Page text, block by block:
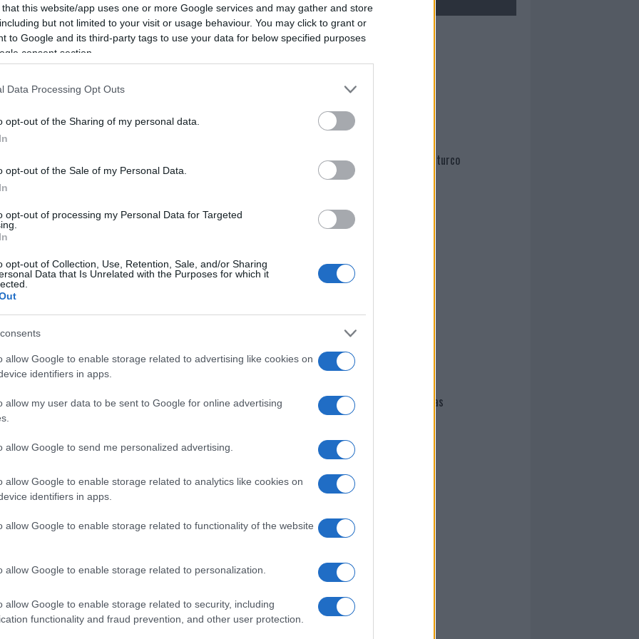
that this website/app uses one or more Google services and may gather and store
but not limited to your visit or usage behaviour. You may click to grant or
to Google and its third-party tags to use your data for below specified purposes
consent section.
Data Processing Opt Outs
opt-out of the Sharing of my personal data.
opt-out of the Sale of my Personal Data.
opt-out of processing my Personal Data for Targeted
opt-out of Collection, Use, Retention, Sale, and/or Sharing
Data that Is Unrelated with the Purposes for which it
allow Google to enable storage related to advertising like cookies on
identifiers in apps.
allow my user data to be sent to Google for online advertising
allow Google to send me personalized advertising.
allow Google to enable storage related to analytics like cookies on
identifiers in apps.
allow Google to enable storage related to functionality of the website
allow Google to enable storage related to personalization.
allow Google to enable storage related to security, including
functionality and fraud prevention, and other user protection.
appartamento davano esito positivo
come l’immobile, evidentemente
da deposito della sostanza stupefacente da
dietro una parete attrezzata, oltre
confezioni sottovuoto, diverse dosi di
per la vendita, tre panetti di hashish, oltre
per il confezionamento delle dosi.
sono stati sottoposti a sequestro
di hashish e 6 grammi di cocaina.
arresto e, su disposizione dell’Autorità
tradotto
cliccandoqui
nella sezioneLogindal menù del sito o
Mario Malu
Paolo Pinna
Martina Agostina Diturco
I nostri cari
I nostri cari
I nostri cari
Giovannimaria Cabras